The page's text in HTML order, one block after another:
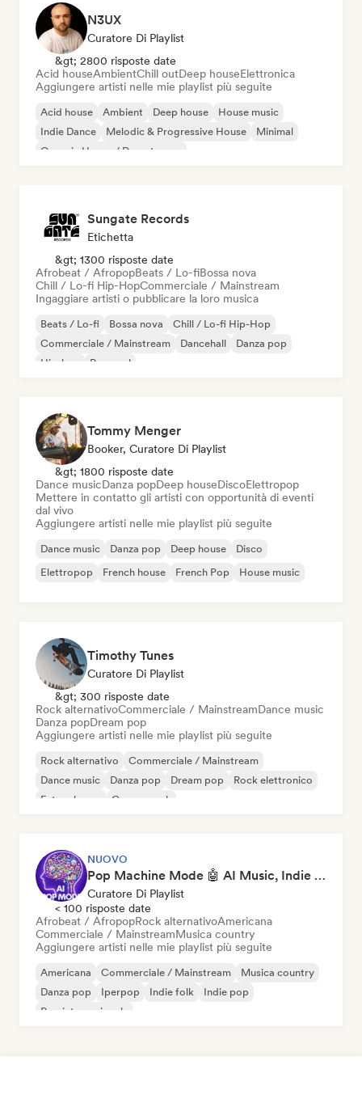
N3UX
Curatore Di Playlist
&gt; 2800 risposte date
Acid houseAmbientChill outDeep houseElettronica
Aggiungere artisti nelle mie playlist più seguite
Acid house Ambient Deep house
House music
Indie Dance
Melodic & Progressive House
Minimal
Organic House / Downtempo
Sungate Records
Etichetta
&gt; 1300 risposte date
Afrobeat / AfropopBeats / Lo-fiBossa nova
Chill / Lo-fi Hip-HopCommerciale / Mainstream
Ingaggiare artisti o pubblicare la loro musica
Beats / Lo-fi Bossa nova
Chill / Lo-fi Hip-Hop
Commerciale / Mainstream
Dancehall
Danza pop
Hip-hop
Pop soul
Tommy Menger
Booker, Curatore Di Playlist
&gt; 1800 risposte date
Dance musicDanza popDeep houseDiscoElettropop
Mettere in contatto gli artisti con opportunità di eventi
dal vivo
Aggiungere artisti nelle mie playlist più seguite
Dance music Danza pop Deep house
Disco
Elettropop
French house French Pop House music
Timothy Tunes
Curatore Di Playlist
&gt; 300 risposte date
Rock alternativoCommerciale / MainstreamDance music
Danza popDream pop
Aggiungere artisti nelle mie playlist più seguite
Rock alternativo
Commerciale / Mainstream
Dance music
Danza pop Dream pop
Rock elettronico
Future house
Garage rock
NUOVO
Pop Machine Mode 🤖 AI Music, Indie Pop & Dream Pop
Curatore Di Playlist
< 100 risposte date
Afrobeat / AfropopRock alternativoAmericana
Commerciale / MainstreamMusica country
Aggiungere artisti nelle mie playlist più seguite
Americana Commerciale / Mainstream
Musica country
Danza pop
Iperpop Indie folk
Indie pop
Pop internazionale